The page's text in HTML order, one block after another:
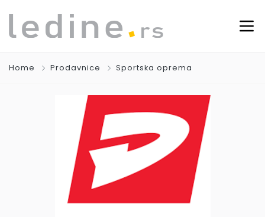
Home Prodavnice Sportska oprema